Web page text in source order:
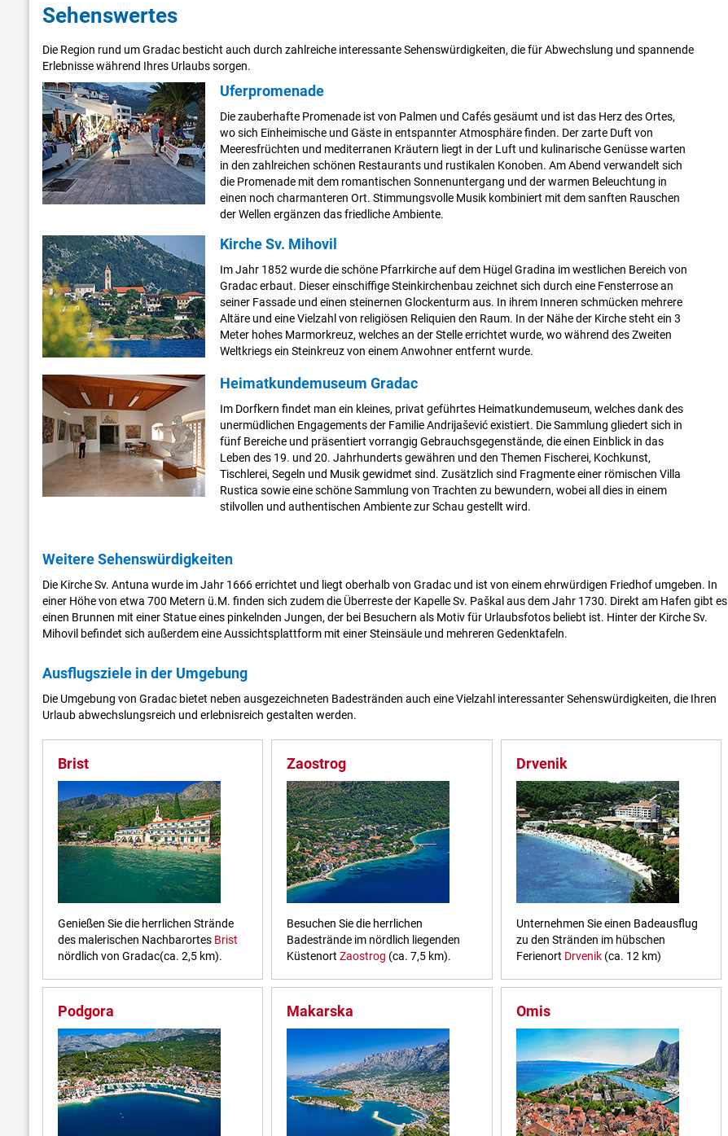
Sehenswertes
Die Region rund um Gradac besticht auch durch zahlreiche interessante Sehenswürdigkeiten, die für Abwechslung und spannende
Erlebnisse während Ihres Urlaubs sorgen.
Uferpromenade
Die zauberhafte Promenade ist von Palmen und Cafés gesäumt und ist das Herz des Ortes,
wo sich Einheimische und Gäste in entspannter Atmosphäre finden. Der zarte Duft von
Meeresfrüchten und mediterranen Kräutern liegt in der Luft und kulinarische Genüsse warten
in den zahlreichen schönen Restaurants und rustikalen Konoben. Am Abend verwandelt sich
die Promenade mit dem romantischen Sonnenuntergang und der warmen Beleuchtung in
einen noch charmanteren Ort. Stimmungsvolle Musik kombiniert mit dem sanften Rauschen
der Wellen ergänzen das friedliche Ambiente.
Kirche Sv. Mihovil
Im Jahr 1852 wurde die schöne Pfarrkirche auf dem Hügel Gradina im westlichen Bereich von
Gradac erbaut. Dieser einschiffige Steinkirchenbau zeichnet sich durch eine Fensterrose an
seiner Fassade und einen steinernen Glockenturm aus. In ihrem Inneren schmücken mehrere
Altäre und eine Vielzahl von religiösen Reliquien den Raum. In der Nähe der Kirche steht ein 3
Meter hohes Marmorkreuz, welches an der Stelle errichtet wurde, wo während des Zweiten
Weltkriegs ein Steinkreuz von einem Anwohner entfernt wurde.
Heimatkundemuseum Gradac
Im Dorfkern findet man ein kleines, privat geführtes Heimatkundemuseum, welches dank des
unermüdlichen Engagements der Familie Andrijašević existiert. Die Sammlung gliedert sich in
fünf Bereiche und präsentiert vorrangig Gebrauchsgegenstände, die einen Einblick in das
Leben des 19. und 20. Jahrhunderts gewähren und den Themen Fischerei, Kochkunst,
Tischlerei, Segeln und Musik gewidmet sind. Zusätzlich sind Fragmente einer römischen Villa
Rustica sowie eine schöne Sammlung von Trachten zu bewundern, wobei all dies in einem
stilvollen und authentischen Ambiente zur Schau gestellt wird.
Weitere Sehenswürdigkeiten
Die Kirche Sv. Antuna wurde im Jahr 1666 errichtet und liegt oberhalb von Gradac und ist von einem ehrwürdigen Friedhof umgeben. In
einer Höhe von etwa 700 Metern ü.M. finden sich zudem die Überreste der Kapelle Sv. Paškal aus dem Jahr 1730. Direkt am Hafen gibt es
einen Brunnen mit einer Statue eines pinkelnden Jungen, der bei Besuchern als Motiv für Urlaubsfotos beliebt ist. Hinter der Kirche Sv.
Mihovil befindet sich außerdem eine Aussichtsplattform mit einer Steinsäule und mehreren Gedenktafeln.
Ausflugsziele in der Umgebung
Die Umgebung von Gradac bietet neben ausgezeichneten Badestränden auch eine Vielzahl interessanter Sehenswürdigkeiten, die Ihren
Urlaub abwechslungsreich und erlebnisreich gestalten werden.
Brist
Genießen Sie die herrlichen Strände
des malerischen Nachbarortes Brist
nördlich von Gradac(ca. 2,5 km).
Zaostrog
Besuchen Sie die herrlichen
Badestrände im nördlich liegenden
KüstenortZaostrog (ca. 7,5 km).
Drvenik
Unternehmen Sie einen Badeausflug
zu den Stränden im hübschen
Ferienort Drvenik(ca. 12 km)
Podgora Makarska Omis